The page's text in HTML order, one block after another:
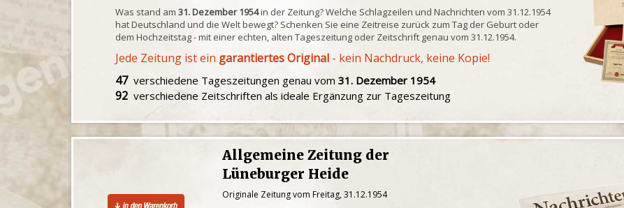
Was stand am31. Dezember 1954in der Zeitung? Welche Schlagzeilen und Nachrichten vom 31.12.1954
hat Deutschland und die Welt bewegt? Schenken Sie eine Zeitreise zurück zum Tag der Geburt oder
dem Hochzeitstag - mit einer echten, alten Tageszeitung oder Zeitschrift genau vom 31.12.1954.
Jede Zeitung ist ein garantiertes Original - kein Nachdruck, keine Kopie!
47verschiedene Tageszeitungen genau vom31. Dezember 1954
92 verschiedene Zeitschriften als ideale Ergänzung zur Tageszeitung
Allgemeine Zeitung der
Lüneburger Heide
Originale Zeitung vom Freitag, 31.12.1954